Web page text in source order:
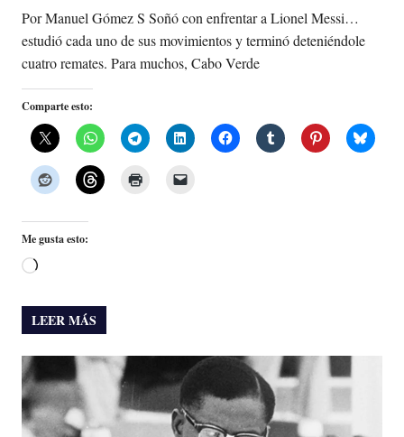
Por Manuel Gómez S Soñó con enfrentar a Lionel Messi…
estudió cada uno de sus movimientos y terminó deteniéndole
cuatro remates. Para muchos, Cabo Verde
Comparte esto:
Me gusta esto:
Cargando...
LEER MÁS